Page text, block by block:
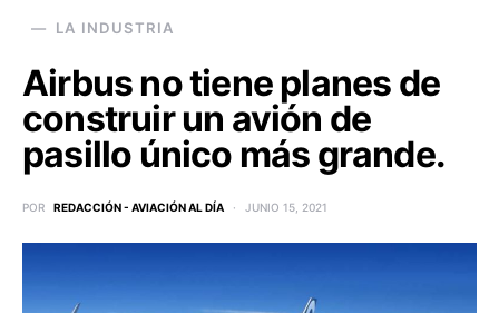
LA INDUSTRIA
Airbus no tiene planes de
construir un avión de
pasillo único más grande.
POR REDACCIÓN - AVIACIÓN AL DÍA JUNIO 15, 2021